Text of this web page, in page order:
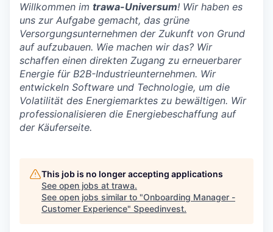
Willkommen im trawa-Universum! Wir haben es
uns zur Aufgabe gemacht, das grüne
Versorgungsunternehmen der Zukunft von Grund
auf aufzubauen. Wie machen wir das? Wir
schaffen einen direkten Zugang zu erneuerbarer
Energie für B2B-Industrieunternehmen. Wir
entwickeln Software und Technologie, um die
Volatilität des Energiemarktes zu bewältigen. Wir
professionalisieren die Energiebeschaffung auf
der Käuferseite.
This job is no longer accepting applications
See open jobs at trawa.
See open jobs similar to "Onboarding Manager -
Customer Experience" Speedinvest.